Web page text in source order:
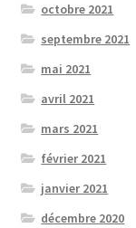
octobre 2021
septembre 2021
mai 2021
avril 2021
mars 2021
février 2021
janvier 2021
décembre 2020